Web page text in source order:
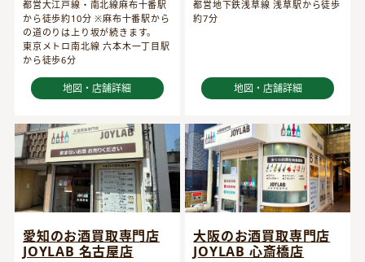
都営大江戸線・南北線麻布十番駅
から徒歩約10分 ※麻布十番駅から
の道のりは上り坂が続きます。
東京メトロ南北線 六本木一丁目駅
から徒歩6分
地図・店舗詳細
都営地下鉄浅草線 浅草駅から徒歩
約7分
地図・店舗詳細
愛知のお酒買取専門店
JOYLAB 名古屋店
大阪のお酒買取専門店
JOYLAB 心斎橋店